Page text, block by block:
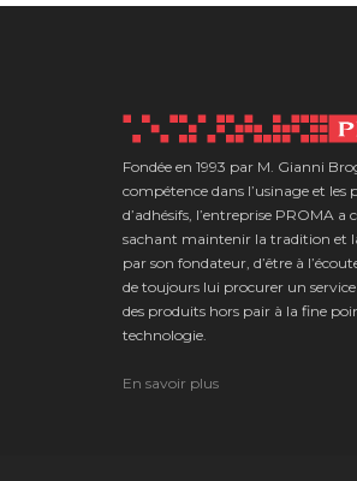
Fondée en 1993 par M. Gianni
compétence dans l’usinage et les
d’adhésifs, l’entreprise PROMA
sachant maintenir la tradition et
par son fondateur, d’être à
de toujours lui procurer un
des produits hors pair à la fine
technologie.
En savoir plus